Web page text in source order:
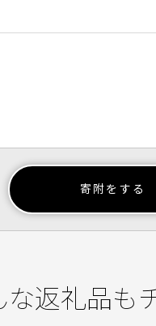
寄附をする
返礼品も